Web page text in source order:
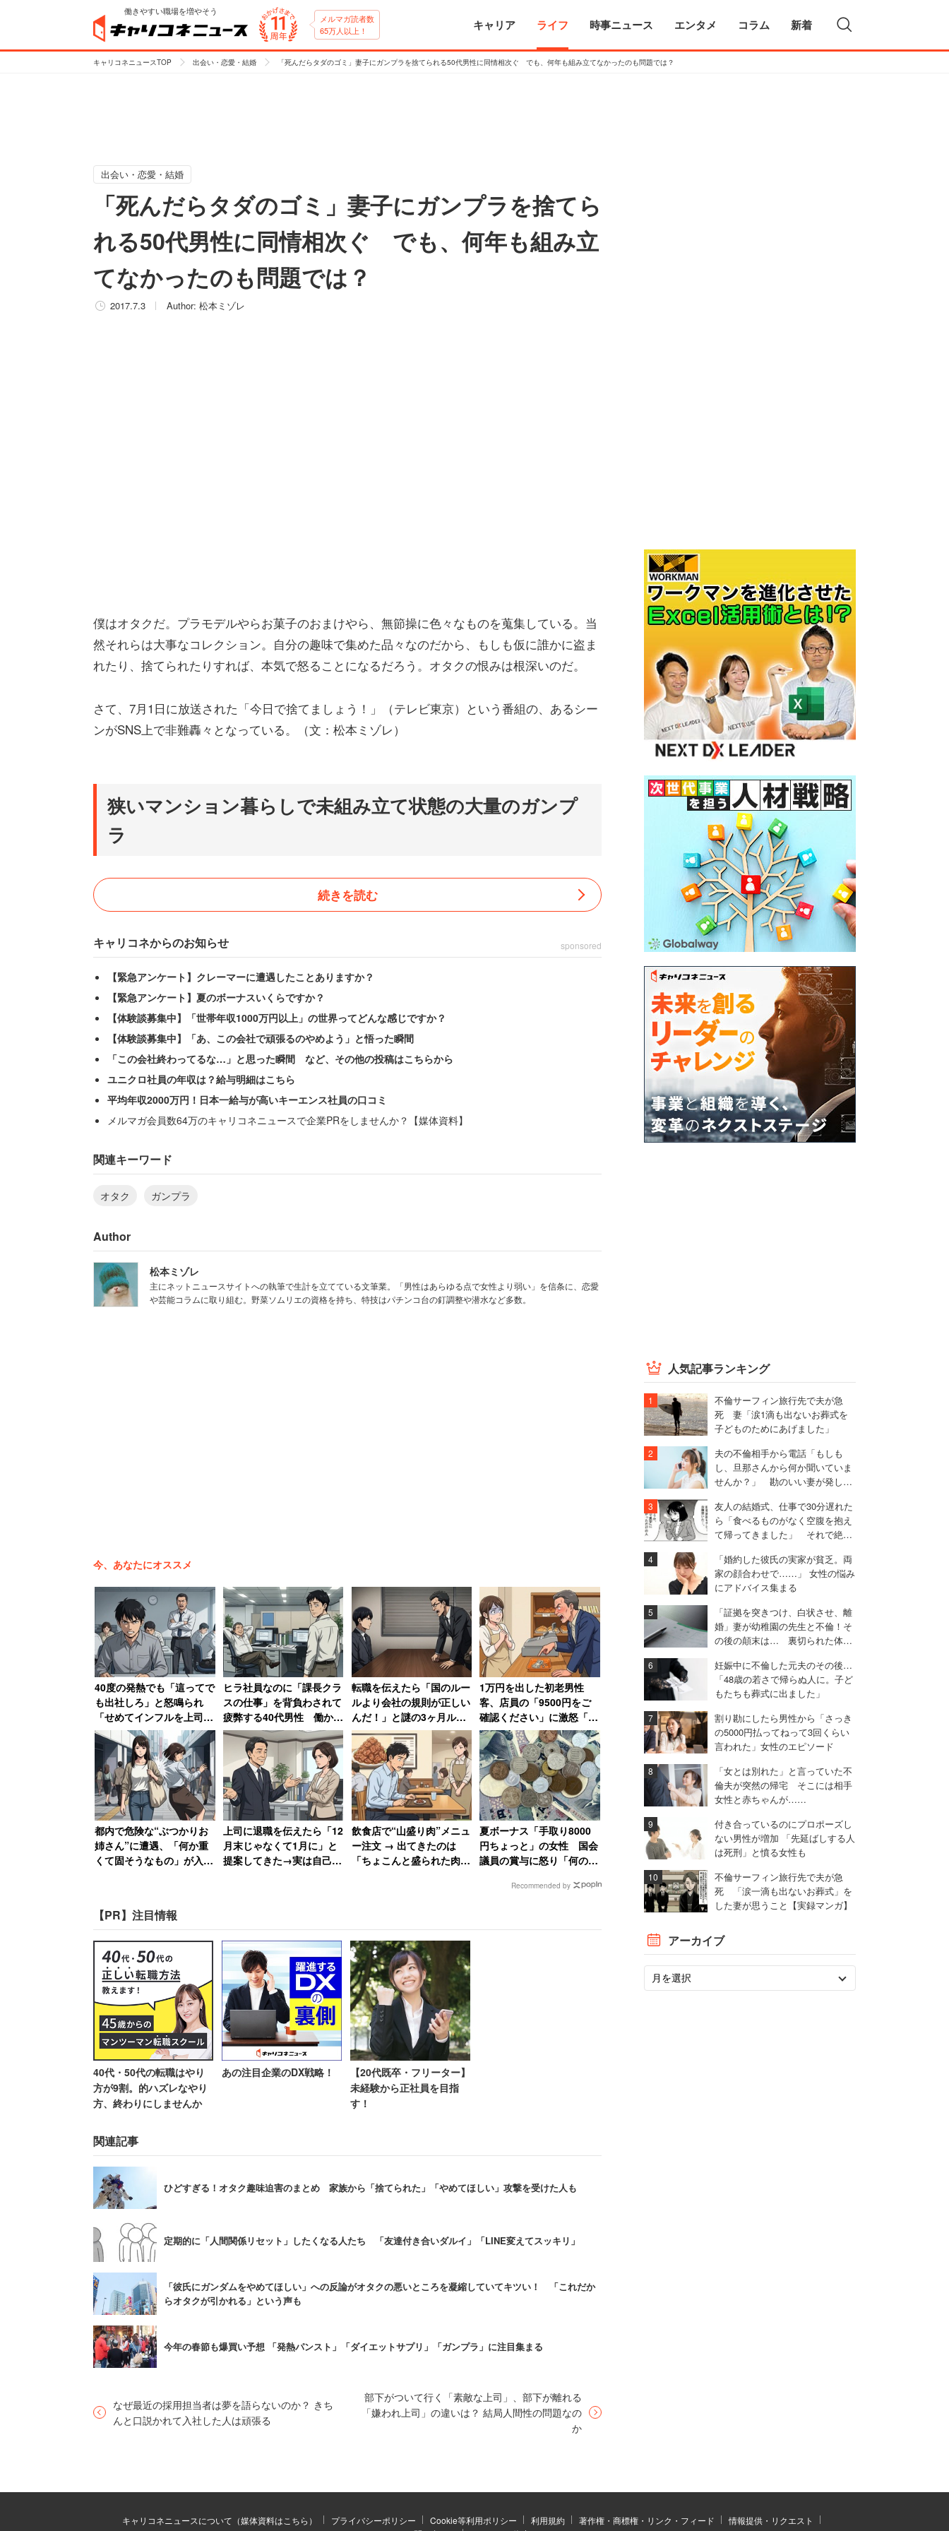
働きやすい職場を増やそう
メルマガ読者数
65万人以上！
キャリア ライフ 時事ニュース エンタメ コラム 新着
キャリコネニュースTOP 出会い・恋愛・結婚 「死んだらタダのゴミ」妻子にガンプラを捨てられる50代男性に同情相次ぐ でも、何年も組み立てなかったのも問題では？
出会い・恋愛・結婚
「死んだらタダのゴミ」妻子にガンプラを捨てら
れる50代男性に同情相次ぐ でも、何年も組み立
てなかったのも問題では？
2017.7.3 Author: 松本ミゾレ
僕はオタクだ。プラモデルやらお菓子のおまけやら、無節操に色々なものを蒐集している。当
然それらは大事なコレクション。自分の趣味で集めた品々なのだから、もしも仮に誰かに盗ま
れたり、捨てられたりすれば、本気で怒ることになるだろう。オタクの恨みは根深いのだ。
さて、7月1日に放送された「今日で捨てましょう！」（テレビ東京）という番組の、あるシー
ンがSNS上で非難轟々となっている。（文：松本ミゾレ）
狭いマンション暮らしで未組み立て状態の大量のガンプ
ラ
この番組の趣旨は、家庭の不用品を処分するというもの。昨今片付けが能く話題になるが、所
有者本人でもないのに、勝手に家族が「実はいらないものがあるんです～」という流れになっ
てしまったシーンがあった。
40代の女性とその娘さん2人が、偶然番組のロケに出くわし、夫の持っているガンプラを処分
して欲しいと要求したのだ。
ガンプラは夫の所有物なので、番組は、妻子と一緒に仕事中の夫のもとを尋ねて、ガンプラを
処分していいかどうか質問することになった。
さて、問題のガンプラは、未組み立て状態のまま。つまり箱から出してすらいない。せっかく
く「子供と作るために買ったけど、いずれ自分で組み立てる」とのこと。
しかし、この一家の住まいにカメラが入ってみれば、特に広くもない小さなマンション。ただ
でさえ狭いのに、何年も放置されているガンプラがいくつもあるという状況なので、たしかに
家族が処分をお願いしたくなる気持ちもわかる。
独身男性の一人暮らしならそれでもいいんだろうけど、戸建てならまだしも、マンション暮ら
しでこう家族に不満を抱かせるのはちょっと大人としてどうか。
ところがツイッターなどの反応を見ていると、「私だったら（ガンプラを処分されたら）暴れ
る」や「人の趣味をどうこう言うもんじゃない」など、案外夫に肩入れする意見が多い。
そりゃまあ、夫の了承を得ずに私物を捨てようとするのは明らかにダメな一手なんだけど、カ
メラが映し出す狭い家を見たら、そんな禁じ手を繰り出したくなる気持ちも分かるよ……。
「俺が死ぬまで捨てないで」夫の気持ちもわかるけど…
番組の構成上必要な絵だったのだろう。夫婦はガンプラの処遇を巡って軽く口論をしてしまう
んだけど、このとき妻が「夫が死んだらただのゴミ」とガンプラを指して発言している一幕が
ある。
これに対して夫は「（俺が）死ぬまで持っててよ」と、苦笑いをしつつ返すのだ。結局夫は、
捨てる・捨てないの決断を迫られた挙句「お任せします」とだけ言って処分を許してしまっ
ところで、夫が長年組み立てずに保管していたガンプラは、SDガンダムシリーズのプラモデル
続きを読む
キャリコネからのお知らせ sponsored
【緊急アンケート】クレーマーに遭遇したことありますか？
【緊急アンケート】夏のボーナスいくらですか？
【体験談募集中】「世帯年収1000万円以上」の世界ってどんな感じですか？
【体験談募集中】「あ、この会社で頑張るのやめよう」と悟った瞬間
「この会社終わってるな…」と思った瞬間 など、その他の投稿はこちらから
ユニクロ社員の年収は？給与明細はこちら
平均年収2000万円！日本一給与が高いキーエンス社員の口コミ
メルマガ会員数64万のキャリコネニュースで企業PRをしませんか？【媒体資料】
関連キーワード
オタク ガンプラ
Author
松本ミゾレ
主にネットニュースサイトへの執筆で生計を立てている文筆業。「男性はあらゆる点で女性より弱い」を信条に、恋愛
や芸能コラムに取り組む。野菜ソムリエの資格を持ち、特技はパチンコ台の釘調整や潜水など多数。
今、あなたにオススメ
40度の発熱でも「這ってで
も出社しろ」と怒鳴られ
「せめてインフルを上司に
うつしてやる」と思った男
性 数年後その職場は「潰
された」【後編】
ヒラ社員なのに「課長クラ
スの仕事」を背負わされて
疲弊する40代男性 働かな
い上司を見て気づいた「残
酷な事実」
転職を伝えたら「国のルー
ルより会社の規則が正しい
んだ！」と謎の3ヶ月ルー
ルで恫喝された男性→その
後、会社は吸収合併され消
滅
1万円を出した初老男性
客、店員の「9500円をご
確認ください」に激怒「確
認するのはお前の仕事だ
ろ!」→妻には頭が上がら
ず大人しくなる
都内で危険な“ぶつかりお
姉さん”に遭遇、「何か重
くて固そうなもの」が入っ
上司に退職を伝えたら「12
月末じゃなくて1月に」と
提案してきた→実は自己保
飲食店で“山盛り肉”メニュ
ー注文 → 出てきたのは
「ちょこんと盛られた肉」
夏ボーナス「手取り8000
円ちょっと」の女性 国会
議員の賞与に怒り「何の成
んなら寝ているのに」
Recommended by
【PR】注目情報
40代・50代の転職はやり
方が9割。的ハズレなやり
方、終わりにしませんか
あの注目企業のDX戦略！
【20代既卒・フリーター】
未経験から正社員を目指
す！
関連記事
ひどすぎる！オタク趣味迫害のまとめ 家族から「捨てられた」「やめてほしい」攻撃を受けた人も
定期的に「人間関係リセット」したくなる人たち 「友達付き合いダルイ」「LINE変えてスッキリ」
「彼氏にガンダムをやめてほしい」への反論がオタクの悪いところを凝縮していてキツい！ 「これだか
らオタクが引かれる」という声も
今年の春節も爆買い予想 「発熱パンスト」「ダイエットサプリ」「ガンプラ」に注目集まる
なぜ最近の採用担当者は夢を語らないのか？ きち
んと口説かれて入社した人は頑張る
部下がついて行く「素敵な上司」、部下が離れる
「嫌われ上司」の違いは？ 結局人間性の問題なの
か
人気記事ランキング
不倫サーフィン旅行先で夫が急
死 妻「涙1滴も出ないお葬式を
子どものためにあげました」
夫の不倫相手から電話「もしも
し、旦那さんから何か聞いていま
せんか？」 勘のいい妻が発した
友人の結婚式、仕事で30分遅れた
ら「食べるものがなく空腹を抱え
て帰ってきました」 それで絶縁
「婚約した彼氏の実家が貧乏。両
家の顔合わせで……」 女性の悩み
にアドバイス集まる
「証拠を突きつけ、白状させ、離
婚」妻が幼稚園の先生と不倫！そ
の後の顛末は… 裏切られた体験
妊娠中に不倫した元夫のその後…
「48歳の若さで帰らぬ人に。子ど
もたちも葬式に出ました」
割り勘にしたら男性から「さっき
の5000円払ってねって3回くらい
言われた」女性のエピソード
「女とは別れた」と言っていた不
倫夫が突然の帰宅 そこには相手
女性と赤ちゃんが……
付き合っているのにプロポーズし
ない男性が増加 「先延ばしする人
は死刑」と憤る女性も
不倫サーフィン旅行先で夫が急
死 「涙一滴も出ないお葬式」を
した妻が思うこと【実録マンガ】
アーカイブ
キャリコネニュースについて（媒体資料はこちら） プライバシーポリシー Cookie等利用ポリシー 利用規約 著作権・商標権・リンク・フィード
情報提供・リクエスト